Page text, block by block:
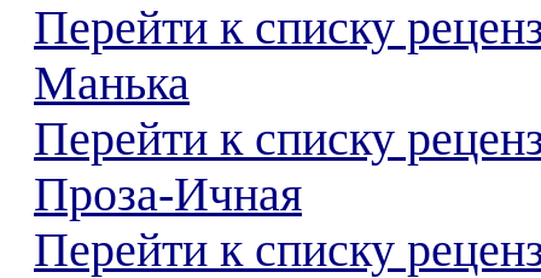
Перейти к списку
Манька
Перейти к списку
Проза-Ичная
Перейти к списку